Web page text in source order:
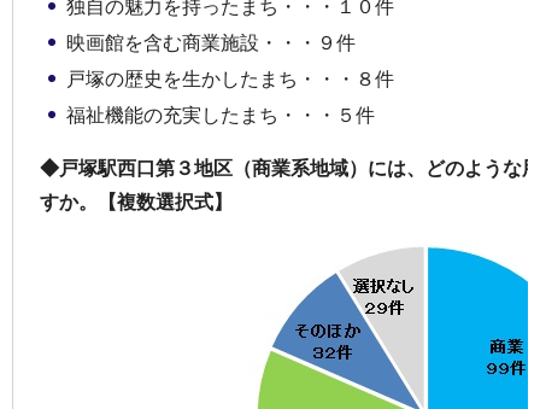
独自の魅力を持ったまち・・・１０件
映画館を含む商業施設・・・９件
戸塚の歴史を生かしたまち・・・８件
福祉機能の充実したまち・・・５件
◆戸塚駅西口第３地区（商業系地域）には、どのような
すか。【複数選択式】